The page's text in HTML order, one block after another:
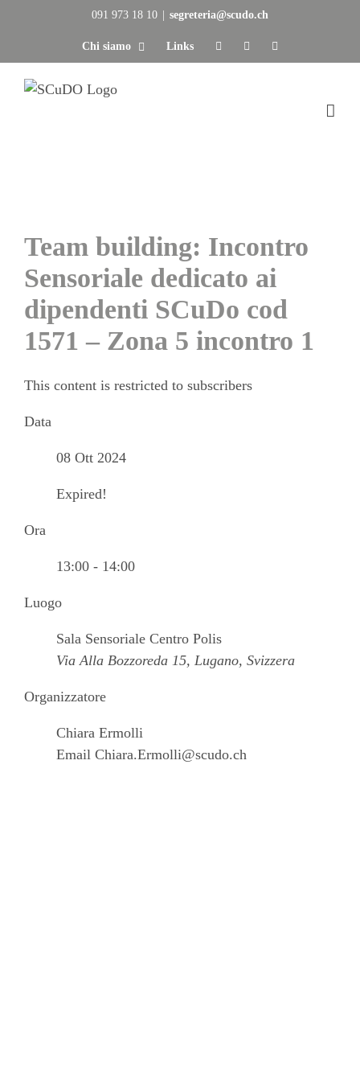
091 973 18 10 segreteria@scudo.ch
Chi siamo Links
Team building: Incontro
Sensoriale dedicato ai
dipendenti SCuDo cod
1571 – Zona 5 incontro 1
This content is restricted to subscribers
Data
08 Ott 2024
Expired!
Ora
13:00 - 14:00
Luogo
Sala Sensoriale Centro Polis
Via Alla Bozzoreda 15, Lugano, Svizzera
Organizzatore
Chiara Ermolli
Email Chiara.Ermolli@scudo.ch